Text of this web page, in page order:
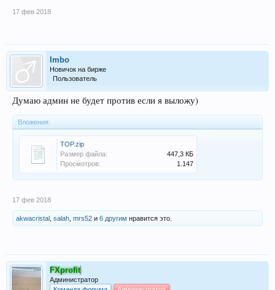
17 фев 2018
Imbo
Новичок на бирже
Пользователь
Думаю админ не будет против если я выложу)
Вложения:
TOP.zip
Размер файла:
447,3 КБ
Просмотров:
1.147
17 фев 2018
akwacristal salah mrs52 и 6 другим нравится это.
FXprofit
Администратор